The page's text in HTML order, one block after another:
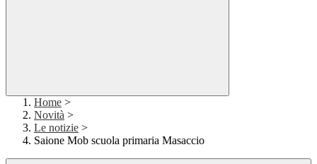
Home >
Novità >
Le notizie >
Saione Mob scuola primaria Masaccio